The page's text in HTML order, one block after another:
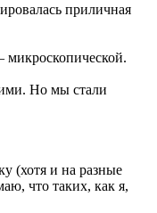
приличная
микроскопической.
Но мы стали
(хотя и на разные
что таких, как я,